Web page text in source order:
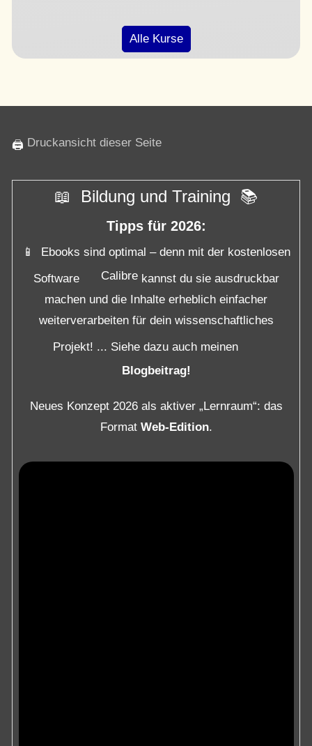
Alle Kurse
🖨 Druckansicht dieser Seite
📖 Bildung und Training 📚
Tipps für 2026:
📱 Ebooks sind optimal – denn mit der kostenlosen
Software
Calibrekannst du sie ausdruckbar
machen und die Inhalte erheblich einfacher
weiterverarbeiten für dein wissenschaftliches
Projekt! ... Siehe dazu auch meinen
Blogbeitrag!
Neues Konzept 2026 als aktiver „Lernraum“: das
Format Web-Edition.